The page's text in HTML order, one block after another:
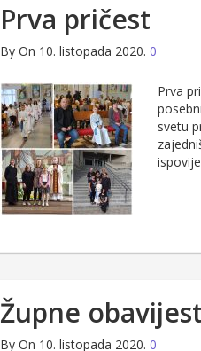
Prva pričest
By On 10. listopada 2020. 0
Prva
svetu
Župne
By On 10. listopada 2020. 0